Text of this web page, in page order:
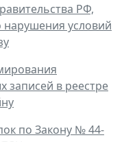
РФ,
условий
записей в реестре
по Закону № 44-